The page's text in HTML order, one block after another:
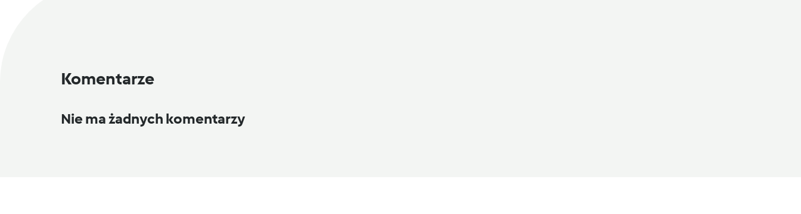
Komentarze
Nie ma żadnych komentarzy